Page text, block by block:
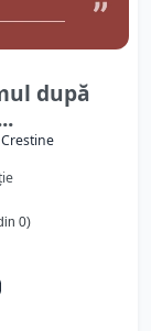
după
0)